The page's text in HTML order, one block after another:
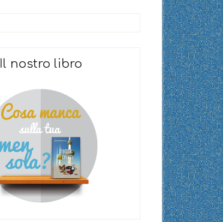
Il nostro libro